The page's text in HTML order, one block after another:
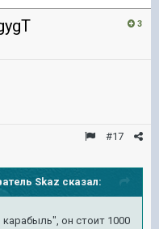
3
#17
Skaz сказал:
он стоит 1000